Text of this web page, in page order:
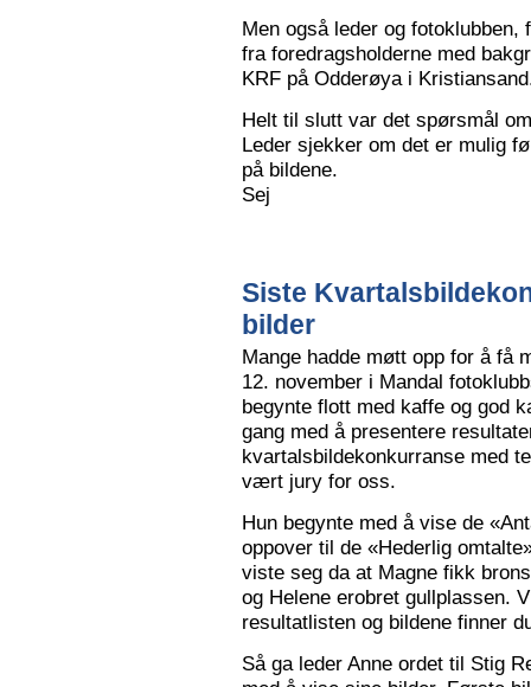
Men også leder og
fra foredragsholderne med
KRF på Odderøya i
Helt til slutt var det spørsmål
Leder sjekker om det er mulig
på bildene.
Sej
Siste
bilder
Mange hadde møtt opp for å få
12. november i Mandal
begynte flott med kaffe og god
gang med å presentere
kvartalsbildekonkurranse med
vært jury for oss.
Hun begynte med å vise de
oppover til de «Hederlig
viste seg da at Magne fikk
og Helene erobret gullplassen.
resultatlisten og bildene finner
Så ga leder Anne ordet til Stig